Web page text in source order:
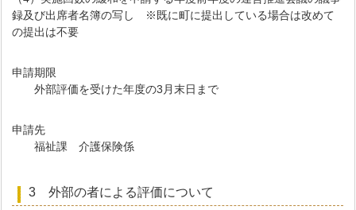
録及び出席者名簿の写し ※既に町に提出している場合は改めて
の提出は不要
申請期限
外部評価を受けた年度の3月末日まで
申請先
福祉課 介護保険係
3 外部の者による評価について